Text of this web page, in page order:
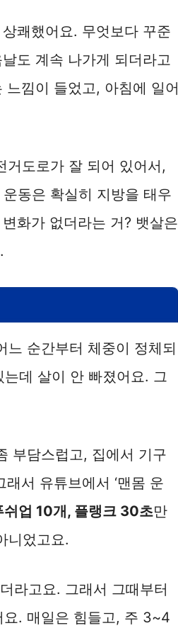
쾌했어요. 무엇보다 꾸준
도 계속 나가게 되더라고
낌이 들었고, 아침에 일어
거도로가 잘 되어 있어서,
동은 확실히 지방을 태우
화가 없더라는 거? 뱃살은
느 순간부터 체중이 정체되
데 살이 안 빠졌어요. 그
부담스럽고, 집에서 기구
서 유튜브에서 ‘맨몸 운
업 10개, 플랭크 30초만
니었고요.
라고요. 그래서 그때부터
요. 매일은 힘들고, 주 3~4